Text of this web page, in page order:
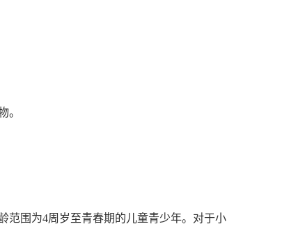
。
范围为4周岁至青春期的儿童青少年。对于小